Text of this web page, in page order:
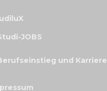
JOBS
und Karriere